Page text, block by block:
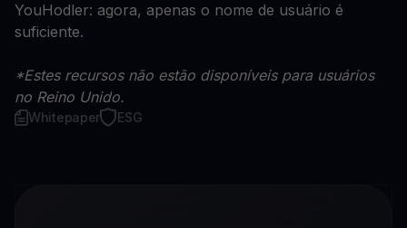
YouHodler: agora, apenas o nome de usuário é
suficiente.
*Estes recursos não estão disponíveis para usuários
no Reino Unido.
Whitepaper ESG